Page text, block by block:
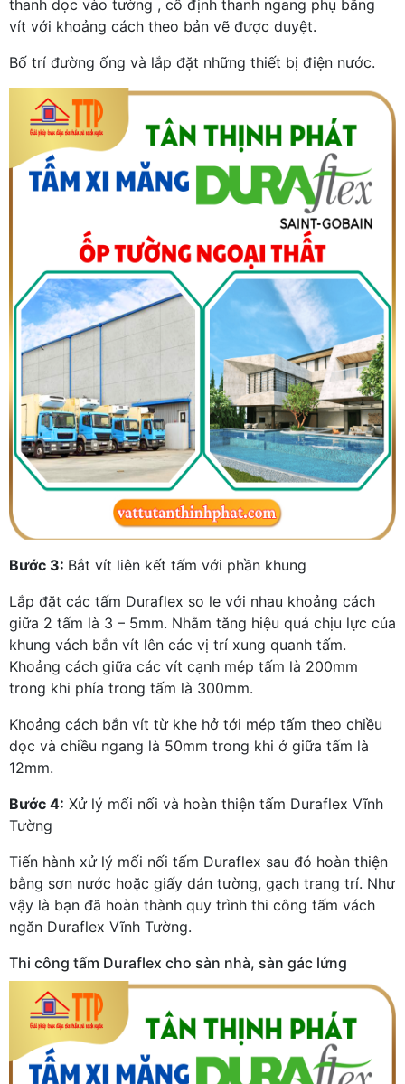
thanh dọc vào tường , cố định thanh ngang phụ bằng
vít với khoảng cách theo bản vẽ được duyệt.
Bố trí đường ống và lắp đặt những thiết bị điện nước.
Bước 3: Bắt vít liên kết tấm với phần khung
Lắp đặt các tấm Duraflex so le với nhau khoảng cách
giữa 2 tấm là 3 – 5mm. Nhằm tăng hiệu quả chịu lực của
khung vách bắn vít lên các vị trí xung quanh tấm.
Khoảng cách giữa các vít cạnh mép tấm là 200mm
trong khi phía trong tấm là 300mm.
Khoảng cách bắn vít từ khe hở tới mép tấm theo chiều
dọc và chiều ngang là 50mm trong khi ở giữa tấm là
12mm.
Bước 4: Xử lý mối nối và hoàn thiện tấm Duraflex Vĩnh
Tường
Tiến hành xử lý mối nối tấm Duraflex sau đó hoàn thiện
bằng sơn nước hoặc giấy dán tường, gạch trang trí. Như
vậy là bạn đã hoàn thành quy trình thi công tấm vách
ngăn Duraflex Vĩnh Tường.
Thi công tấm Duraflex cho sàn nhà, sàn gác lửng